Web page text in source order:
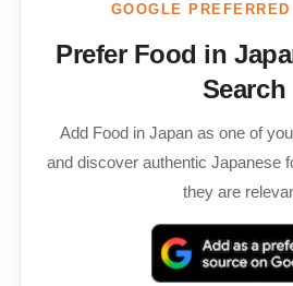
GOOGLE PREFERRED
Prefer Food in
Search
Add Food in Japan as one of
and discover authentic Japanese
they are